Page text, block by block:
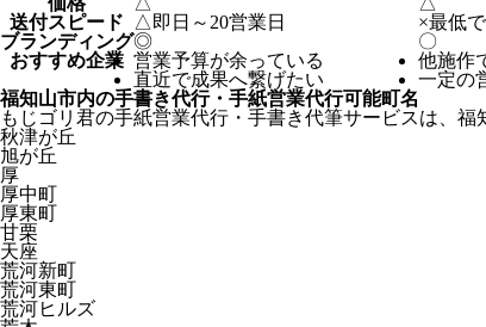
送付スピード
△ 即日～20営業日 ×最低
ブランディング◎ 〇
おすすめ企業 営業予算が余っている
直近で成果へ繋げたい
他施作
一定の
福知山市内の手書き代行・手紙営業代行可能町名
もじゴリ君の手紙営業代行・手書き代筆サービスは、福
秋津が丘
旭が丘
厚
厚中町
厚東町
甘栗
天座
荒河新町
荒河東町
荒河ヒルズ